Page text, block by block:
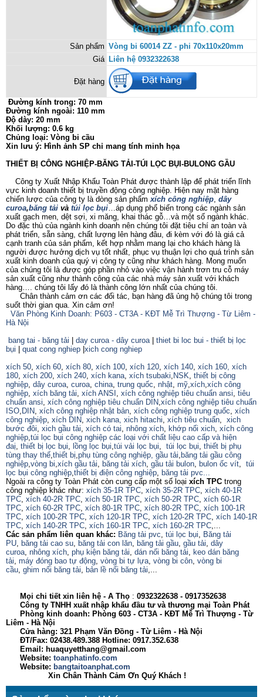
Sản phẩm Vòng bi 60014 ZZ - phi 70x110x20mm
Giá Liên hệ 0932322638
Đặt hàng
Đường kính trong: 70 mm
Đường kính ngoài: 110 mm
Độ dày: 20 mm
Khối lượng: 0.6 kg
Chủng loại: Vòng bi cầu
Xin lưu ý: Hình ảnh SP chỉ mang tính minh họa
THIẾT BỊ CÔNG NGHIỆP-BĂNG TẢI-TÚI LỌC BỤI-BULONG GẦU
Công ty Xuất Nhập Khẩu Toàn Phát được thành lập để phát triển lĩnh
vực kinh doanh thiết bị truyền động công nghiệp. Hiện nay mặt hàng
chiến lược của công ty là dòng sản phẩm xích công nghiệp, dây
curoa,băng tải và túi lọc bụi…áp dụng phổ biến trong các ngành sản
xuất gạch men, dệt sợi, xi măng, khai thác gỗ…và một số ngành khác.
Do đặc thù của ngành kinh doanh nên chúng tôi đặt tiêu chí an toàn và
phát triển, sẵn sàng, chất lượng lên hàng đâu, đi kèm với đó là giá cả
cạnh tranh của sản phẩm, kết hợp nhằm mang lại cho khách hàng là
người được hưởng dịch vụ tốt nhất, phục vụ thuận lợi cho quá trình sản
xuất kinh doanh của quý vị công ty cũng như khách hàng. Mong muốn
của chúng tôi là được góp phần nhỏ vào việc vận hành trơn tru cỗ máy
sản xuất cũng như thành công của các nhà máy sản xuất với khách
hàng…. chúng tôi lấy đó là thành công lớn nhất của chúng tôi.
Chân thành cảm ơn các đối tác, bạn hàng đã ủng hộ chúng tôi trong
suốt thời gian qua. Xin cảm ơn!
Văn Phòng Kinh Doanh: P603 - CT3A - KĐT Mễ Trì Thượng - Từ Liêm -
Hà Nội
bang tai - băng tải
day curoa - dây curoa| thiet bi loc bui - thiết bị lọc
bụi
quat cong nghiep xich cong nghiep
xích 50, xích 60, xích 80, xích 100, xích 120, xích 140, xích 160, xích
180, xích 200, xích 240, xích kana, xích tsubaki, NSK, thiết bị công
nghiệp, dây curoa, curoa, china, trung quốc, nhật, mỹ,xích,xích công
nghiệp, xích băng tải, xích ANSI , xích công nghiệp tiêu chuẩn ansi, tiêu
chuẩn ansi, xích công nghiệp tiêu chuẩn DIN,xích công nghiệp tiêu chuẩn
ISO, DIN, xích công nghiệp nhật bản, xích công nghiệp trung quốc, xích
công nghiệp, xích DIN, xich kana, xich hitachi, xích tiêu chuẩn, xich
bước đôi, xich gầu tải, xích có tai, nhông xích, khớp nối xich, xích công
nghiệp,túi lọc bụi công nghiệp các loại với chất liệu cao cấp và hiện
đaị, thiết bị lọc bụi, lồng lọc bụi,túi vải lọc bụi, túi lọc bụi, thiết bị phụ
tùng thay thế,thiết bị,phụ tùng công nghiệp, gầu tải, băng tải gầu công
nghiệp,vòng bi,xích gầu tải, băng tải xích, gầu tải bulon, bulon ốc vít, túi
lọc bụi công nghiệp,thiết bị điện công nghiệp, băng tải pvc...
Ngoài ra công ty Toàn Phát còn cung cấp một số loại xích TPC trong
công nghiệp khác như: xích 35-1R TPC, xích 35-2R TPC, xích 40-1R
TPC, xích 40-2R TPC, xích 50-1R TPC, xích 50-2R TPC, xích 60-1R
TPC, xích 60-2R TPC, xích 80-1R TPC, xích 80-2R TPC, xích 100-1R
TPC, xích 100-2R TPC, xích 120-1R TPC, xích 120-2R TPC, xích 140-1R
TPC, xích 140-2R TPC, xích 160-1R TPC, xích 160-2R TPC,...
Các sản phẩm liên quan khác: Băng tải pvc, túi lọc bụi, Băng tải
PU, băng tải cao su, băng tải con lăn, băng tải gầu, gầu tải, dây
curoa, nhông xích, phụ kiện băng tải, dán nối băng tải, keo dán băng
tải, máy đóng bao tự động, vòng bi tự lựa, vòng bi côn, vòng bi
cầu, ghim nối băng tải, bản lề nối băng tải,...
Mọi chi tiết xin liên hệ - A Thọ : 0932322638 - 0917352638
Công ty TNHH xuất nhập khẩu đầu tư và thương mại Toàn Phát
Phòng kinh doanh: Phòng 603 - CT3A - KĐT Mễ Trì Thượng - Từ
Liêm - Hà Nội
Cửa hàng: 321 Phạm Văn Đồng - Từ Liêm - Hà Nội
ĐT/Fax: 02438.489.388 Hotline: 0917.352.638
Email: huaquyetthang@gmail.com
Website: toanphatinfo.com
Website: bangtaitoanphat.com
Xin Chân Thành Cảm Ơn Quý Khách !